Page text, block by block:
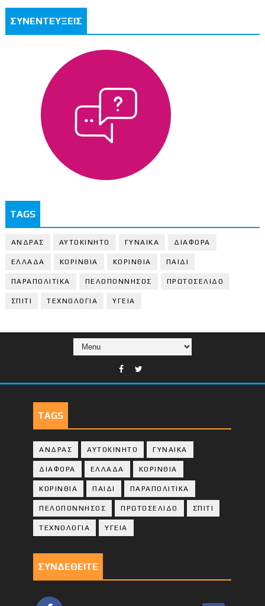
ΣΥΝΕΝΤΕΥΞΕΙΣ
TAGS
ΑΝΔΡΑΣ ΑΥΤΟΚΙΝΗΤΟ ΓΥΝΑΙΚΑ ΔΙΑΦΟΡΑ
ΕΛΛΑΔΑ ΚΟΡΙΝΘΙΑ ΚΟΡΙΝΘΙA ΠΑΙΔΙ
ΠΑΡΑΠΟΛΙΤΙΚΑ ΠΕΛΟΠΟΝΝΗΣΟΣ ΠΡΩΤΟΣΕΛΙΔΟ
ΣΠΙΤΙ ΤΕΧΝΟΛΟΓΙΑ ΥΓΕΙΑ
TAGS
ΑΝΔΡΑΣ ΑΥΤΟΚΙΝΗΤΟ ΓΥΝΑΙΚΑ
ΔΙΑΦΟΡΑ ΕΛΛΑΔΑ ΚΟΡΙΝΘΙΑ
ΚΟΡΙΝΘΙA ΠΑΙΔΙ ΠΑΡΑΠΟΛΙΤΙΚΑ
ΠΕΛΟΠΟΝΝΗΣΟΣ ΠΡΩΤΟΣΕΛΙΔΟ ΣΠΙΤΙ
ΤΕΧΝΟΛΟΓΙΑ ΥΓΕΙΑ
ΣΥΝΔΕΘΕΙΤΕ